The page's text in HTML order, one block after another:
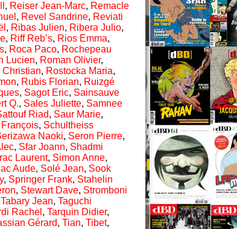
, Reiser Jean-Marc, Remacle
, Revel Sandrine, Reviati
, Ribas Julien, Ribera Julio,
, Riff Reb’s, Rios Emma,
, Roca Paco, Rochepeau
Lucien, Roman Olivier,
Christian, Rostocka Maria,
, Rubis Florian, Ruizgé
, Sagot Eric, Sainsauve
Q., Sales Juliette, Samnee
Riad, Saur Marie,
, Schultheiss
Naoki, Seron Pierre,
, Sfar Joann, Shadmi
Laurent, Simon Anne,
Aude, Solé Jean, Sook
, Springer Frank, Stahelin
, Stewart Dave, Stromboni
Tabary Jean, Taguchi
Rachel , Tarquin Didier,
Gérard, Tian, Tibet,